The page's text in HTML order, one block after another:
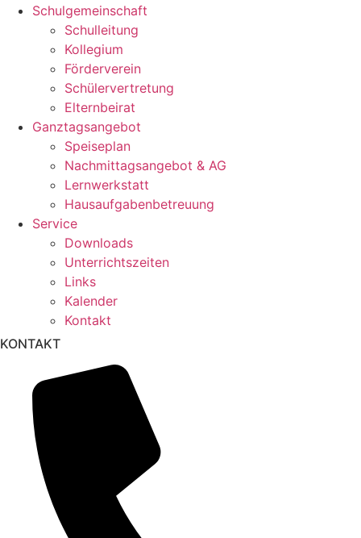
Schulgemeinschaft
Schulleitung
Kollegium
Förderverein
Schülervertretung
Elternbeirat
Ganztagsangebot
Speiseplan
Nachmittagsangebot & AG
Lernwerkstatt
Hausaufgabenbetreuung
Service
Downloads
Unterrichtszeiten
Links
Kalender
Kontakt
KONTAKT